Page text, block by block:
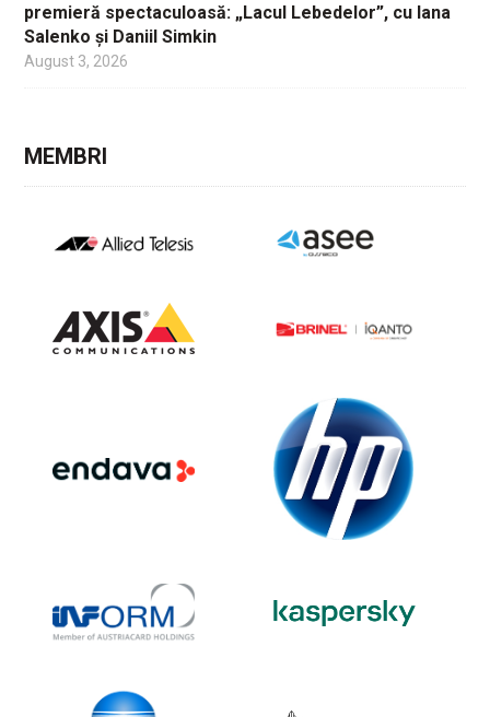
premieră spectaculoasă: „Lacul Lebedelor”, cu Iana
Salenko și Daniil Simkin
August 3, 2026
MEMBRI